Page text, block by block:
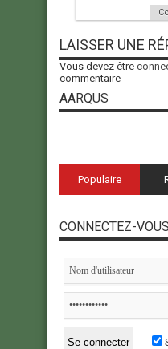
LAISSER UNE
Vous devez être
commentaire
AARQUS
Populaire
CONNECTEZ-VOUS